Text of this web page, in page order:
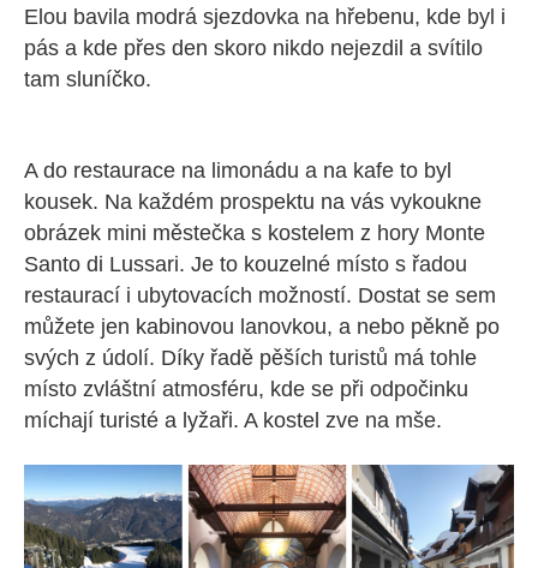
Elou bavila modrá sjezdovka na hřebenu, kde byl i
pás a kde přes den skoro nikdo nejezdil a svítilo
tam sluníčko.
A do restaurace na limonádu a na kafe to byl
kousek. Na každém prospektu na vás vykoukne
obrázek mini městečka s kostelem z hory Monte
Santo di Lussari. Je to kouzelné místo s řadou
restaurací i ubytovacích možností. Dostat se sem
můžete jen kabinovou lanovkou, a nebo pěkně po
svých z údolí. Díky řadě pěších turistů má tohle
místo zvláštní atmosféru, kde se při odpočinku
míchají turisté a lyžaři. A kostel zve na mše.